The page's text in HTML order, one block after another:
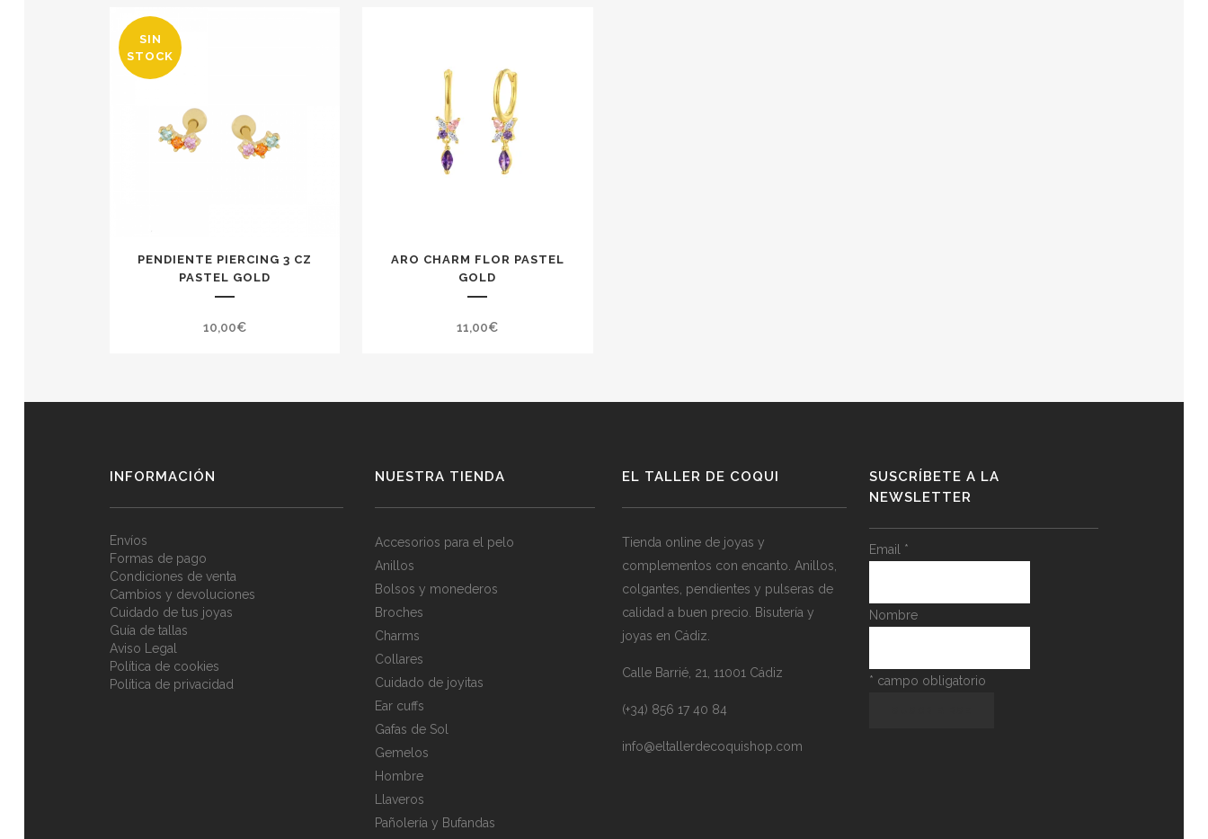
SIN
STOCK
PENDIENTE PIERCING 3 CZ
PASTEL GOLD
10,00€
ARO CHARM FLOR PASTEL
GOLD
11,00€
INFORMACIÓN
Envíos
Formas de pago
Condiciones de venta
Cambios y devoluciones
Cuidado de tus joyas
Guía de tallas
Aviso Legal
Política de cookies
Política de privacidad
NUESTRA TIENDA
Accesorios para el pelo
Anillos
Bolsos y monederos
Broches
Charms
Collares
Cuidado de joyitas
Ear cuffs
Gafas de Sol
Gemelos
Hombre
Llaveros
Pañolería y Bufandas
EL TALLER DE COQUI
Tienda online de joyas y
complementos con encanto. Anillos,
colgantes, pendientes y pulseras de
calidad a buen precio. Bisutería y
joyas en Cádiz.
Calle Barrié, 21, 11001 Cádiz
(+34) 856 17 40 84
info@eltallerdecoquishop.com
SUSCRÍBETE A LA
NEWSLETTER
Email *
Nombre
* campo obligatorio